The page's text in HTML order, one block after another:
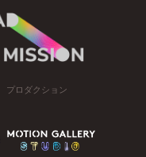
プロダクション